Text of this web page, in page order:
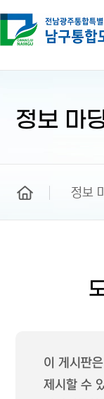
정보 마
정보
이 게시판
제시할 수